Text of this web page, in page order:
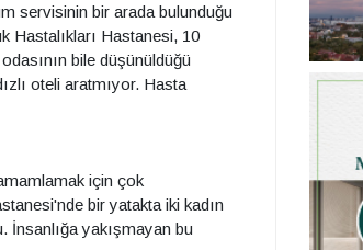
servisinin bir arada bulunduğu
Hastalıkları Hastanesi, 10
bile düşünüldüğü
oteli aratmıyor. Hasta
için çok
bir yatakta iki kadın
İnsanlığa yakışmayan bu